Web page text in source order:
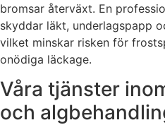
bromsar återväxt. En
skyddar läkt, underlagspapp
vilket minskar risken för
onödiga läckage.
Våra tjänster
och